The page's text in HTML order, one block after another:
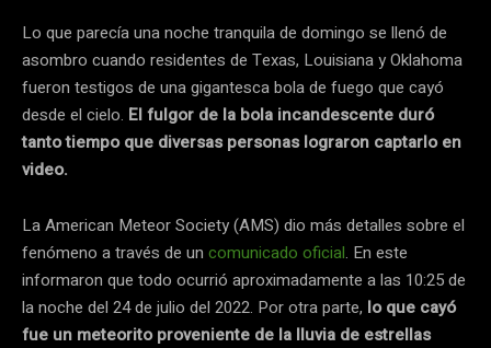
Lo que parecía una noche tranquila de domingo se llenó de
asombro cuando residentes de Texas, Louisiana y Oklahoma
fueron testigos de una gigantesca bola de fuego que cayó
desde el cielo. El fulgor de la bola incandescente duró
tanto tiempo que diversas personas lograron captarlo en
video.
La American Meteor Society (AMS) dio más detalles sobre el
fenómeno a través de un comunicado oficial. En este
informaron que todo ocurrió aproximadamente a las 10:25 de
la noche del 24 de julio del 2022. Por otra parte, lo que cayó
fue un meteorito proveniente de la lluvia de estrellas